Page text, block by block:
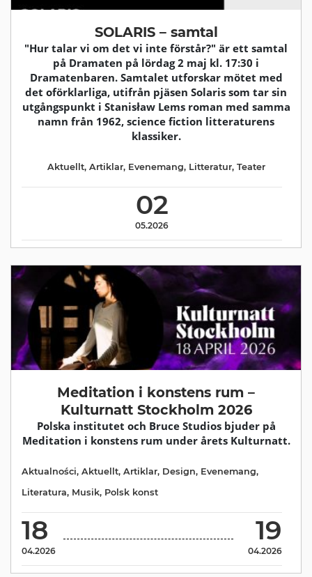
SOLARIS – samtal
"Hur talar vi om det vi inte förstår?" är ett samtal
på Dramaten på lördag 2 maj kl. 17:30 i
Dramatenbaren. Samtalet utforskar mötet med
det oförklarliga, utifrån pjäsen Solaris som tar sin
utgångspunkt i Stanisław Lems roman med samma
namn från 1962, science fiction litteraturens
klassiker.
02
05.2026
Aktuellt, Artiklar, Evenemang, Litteratur, Teater
Meditation i konstens rum –
Kulturnatt Stockholm 2026
Polska institutet och Bruce Studios bjuder på
Meditation i konstens rum under årets Kulturnatt.
18
04.2026
19
04.2026
Aktualności, Aktuellt, Artiklar, Design, Evenemang,
Literatura, Musik, Polsk konst